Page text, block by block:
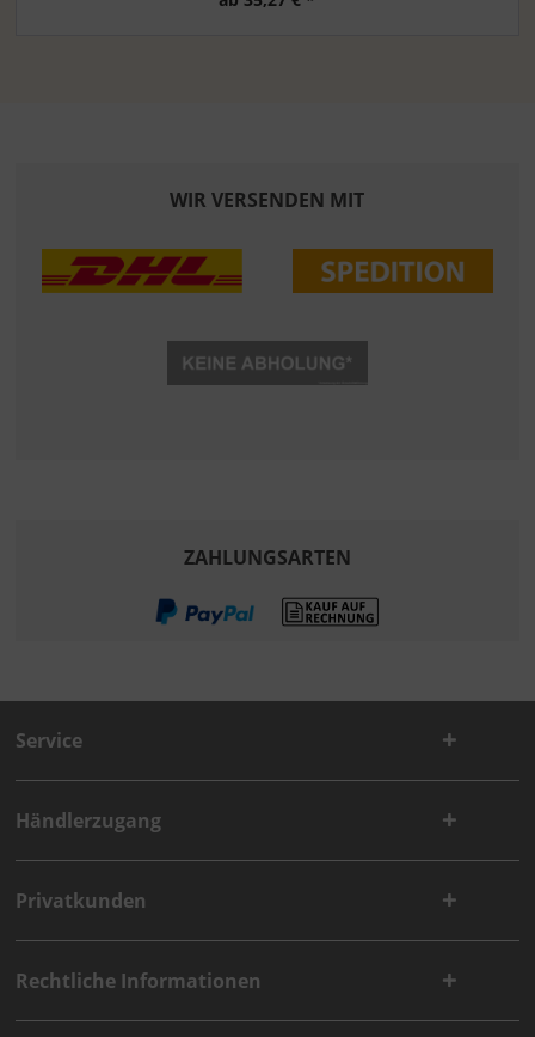
WIR VERSENDEN MIT
ZAHLUNGSARTEN
Service
Händlerzugang
Privatkunden
Rechtliche Informationen